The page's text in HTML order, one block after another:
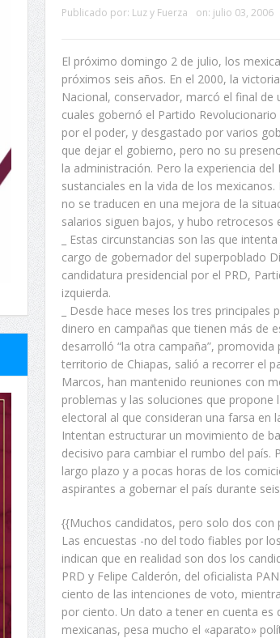
Publicado por: Luz y Fuerza on: julio 03, 2006
El próximo domingo 2 de julio, los
próximos seis años. En el 2000, la
Nacional, conservador, marcó el final
cuales gobernó el Partido
por el poder, y desgastado por varios
que dejar el gobierno, pero no su
la administración. Pero la experiencia
sustanciales en la vida de los
no se traducen en una mejora de la
salarios siguen bajos, y hubo retrocesos
_ Estas circunstancias son las que
cargo de gobernador del superpoblado
candidatura presidencial por el PRD,
izquierda.
_ Desde hace meses los tres
dinero en campañas que tienen más de
desarrolló “la otra campaña”,
territorio de Chiapas, salió a recorrer el
Marcos, han mantenido reuniones con
problemas y las soluciones que
electoral al que consideran una farsa en
Intentan estructurar un movimiento de
decisivo para cambiar el rumbo del
largo plazo y a pocas horas de los
aspirantes a gobernar el país durante
{{Muchos candidatos, pero solo dos con
Las encuestas -no del todo fiables por
indican que en realidad son dos los
PRD y Felipe Calderón, del oficialista
ciento de las intenciones de voto,
por ciento. Un dato a tener en cuenta es
mexicanas, pesa mucho el «aparato»